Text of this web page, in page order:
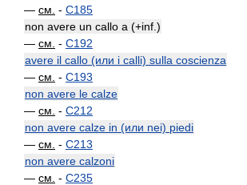
— см. - C185
non avere un callo a (+inf.)
— см. - C192
avere il callo (или i calli) sulla coscienza
— см. - C193
non avere le calze
— см. - C212
non avere calze in (или nei) piedi
— см. - C213
non avere calzoni
— см. - C235